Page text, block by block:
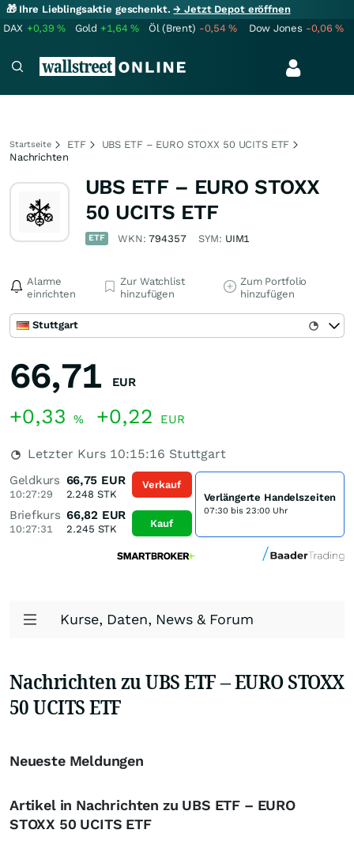
🎁 Ihre Lieblingsaktie geschenkt.→ Jetzt Depot eröffnen
DAX +0,39% Gold +1,64% Öl (Brent) -0,54% Dow Jones -0,06%
Startseite ETF
UBS ETF – EURO STOXX 50 UCITS ETF
Nachrichten
UBS ETF – EURO STOXX
50 UCITS ETF
ETF WKN:794357 SYM: UIM1
Alarme
einrichten
Zur Watchlist
hinzufügen
Zum Portfolio
hinzufügen
Stuttgart
66,71 EUR
+0,33 % +0,22 EUR
Letzter Kurs 10:15:16 Stuttgart
Geldkurs
10:27:29
66,75 EUR
2.248 STK
Briefkurs
10:27:31
66,82 EUR
2.245 STK
Verkauf
Kauf
Verlängerte Handelszeiten
07:30 bis 23:00 Uhr
Kurse, Daten, News & Forum
Nachrichten zu UBS ETF – EURO STOXX
50 UCITS ETF
Neueste Meldungen
Artikel in Nachrichten zu UBS ETF – EURO
STOXX 50 UCITS ETF